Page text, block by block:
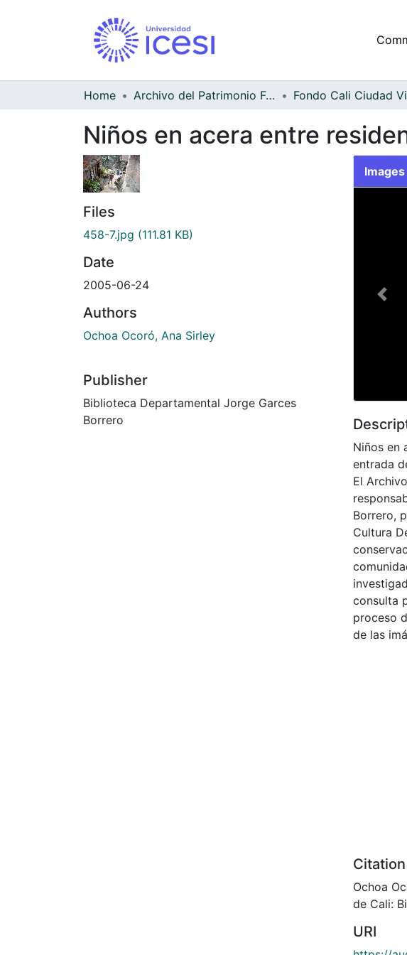
Home Archivo del Patrimonio Fotográfico y Fílmico del Valle del Cauca Fondo Cali Ciudad
Niños en acera entre
Files
458-7.jpg (111.81 KB)
Date
2005-06-24
Authors
Ochoa Ocoró, Ana Sirley
Publisher
Biblioteca Departamental Jorge Garces
Borrero
Niños en
entrada
El
Borrero,
Cultura
consulta
proceso
de las
Citation
Ochoa
de Cali:
URI